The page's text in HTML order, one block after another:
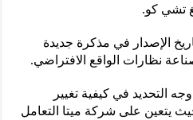
الإصدار في مذكرة جديدة
نظارات الواقع الافتراضي.
التحديد في كيفية تغيير
يتعين على شركة ميتا التعامل